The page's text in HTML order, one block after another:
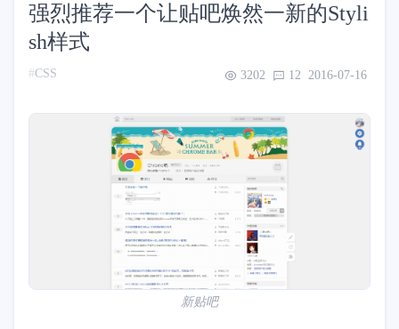
强烈推荐一个让贴吧焕然一新的Styli
sh样式
CSS 3202 12 2016-07-16
新贴吧